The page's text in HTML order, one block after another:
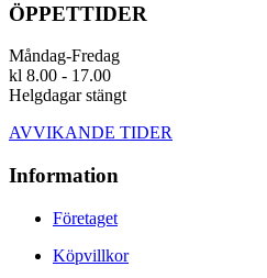
ÖPPETTIDER
Måndag-Fredag
kl 8.00 - 17.00
Helgdagar stängt
AVVIKANDE TIDER
Information
Företaget
Köpvillkor